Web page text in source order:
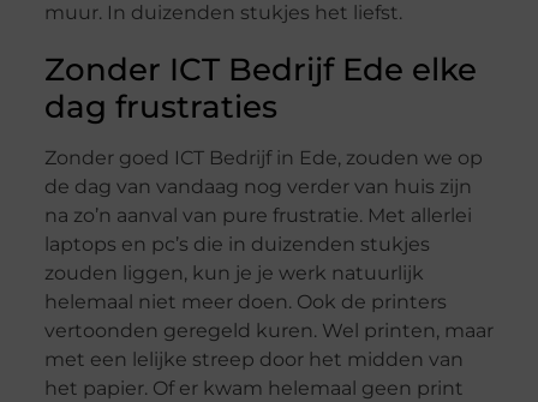
muur. In duizenden stukjes het liefst.
Zonder ICT Bedrijf Ede elke
dag frustraties
Zonder goed ICT Bedrijf in Ede, zouden we op
de dag van vandaag nog verder van huis zijn
na zo’n aanval van pure frustratie. Met allerlei
laptops en pc’s die in duizenden stukjes
zouden liggen, kun je je werk natuurlijk
helemaal niet meer doen. Ook de printers
vertoonden geregeld kuren. Wel printen, maar
met een lelijke streep door het midden van
het papier. Of er kwam helemaal geen print